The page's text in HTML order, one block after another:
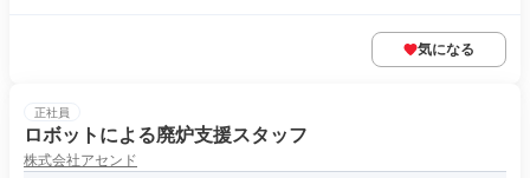
気になる
正社員
ロボットによる廃炉支援スタッフ
株式会社アセンド